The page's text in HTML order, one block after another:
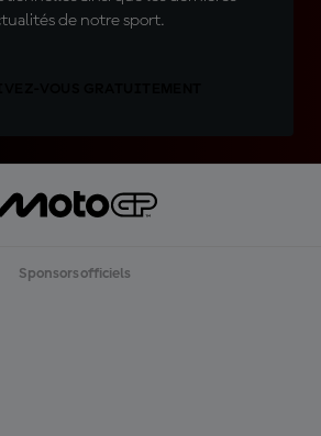
de notre sport.
Sponsors officiels